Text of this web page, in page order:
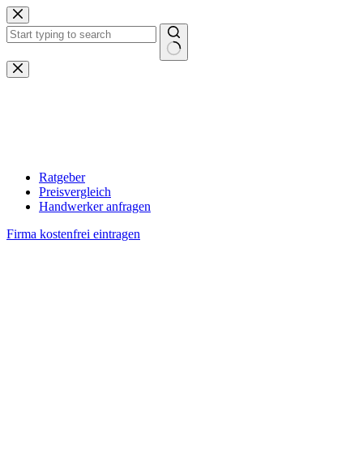
Zum
Inhalt
springen
Keine
Ergebnisse
Ratgeber
Preisvergleich
Handwerker anfragen
Firma kostenfrei eintragen